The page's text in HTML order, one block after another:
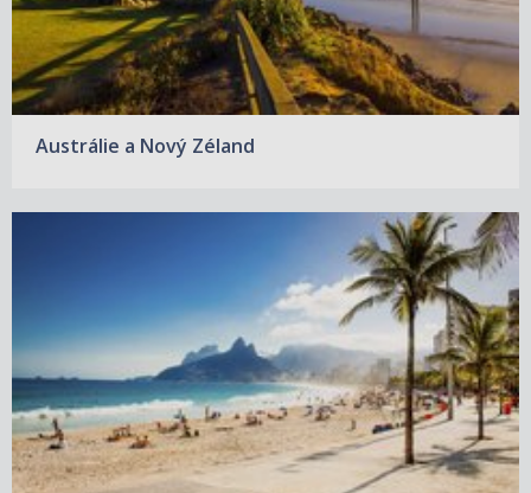
Austrálie a Nový Zéland